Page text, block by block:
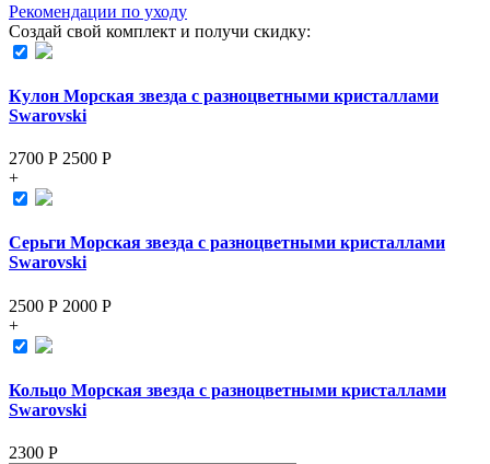
Рекомендации по уходу
Создай свой комплект и получи скидку:
Кулон Морская звезда с разноцветными кристаллами
Swarovski
2700 Р 2500 Р
+
Серьги Морская звезда с разноцветными кристаллами
Swarovski
2500 Р 2000 Р
+
Кольцо Морская звезда с разноцветными кристаллами
Swarovski
2300 Р